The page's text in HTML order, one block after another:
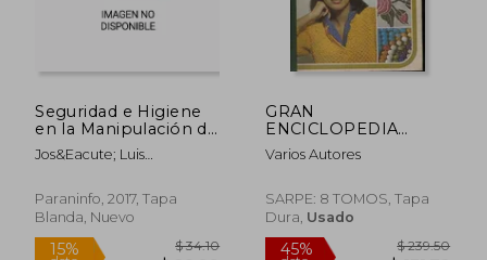
45%
dcto.
Seguridad e Higiene
en la Manipulación de
Alimentos 3. ª Edición
Jos&Eacute; Luis
Paraninfo, 2017, Tapa
Blanda, Nuevo
GRAN
ENCICLOPEDIA
PUNTO Y COSTURA
(8 TOMOS)
Varios Autores
SARPE: 8 TOMOS, Tapa
Dura, Usado